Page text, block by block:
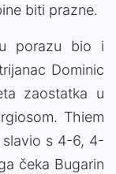
biti prazne.
porazu bio i
Dominic
zaostatka u
Thiem
slavio s 4-6, 4-
čeka Bugarin